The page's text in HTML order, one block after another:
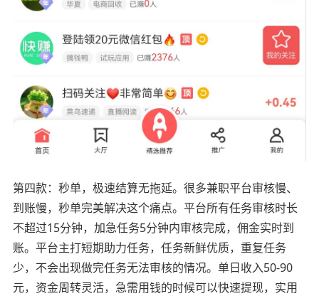
第四款：秒单，极速结算无拖延。很多兼职平台审核慢、
到账慢，秒单完美解决这个痛点。平台所有任务审核时长
不超过15分钟，加急任务5分钟内审核完成，佣金实时到
账。平台主打短期助力任务，任务新鲜优质，重复任务
少，不会出现做完任务无法审核的情况。单日收入50-90
元，资金周转灵活，急需用钱的时候可以快速提现，实用